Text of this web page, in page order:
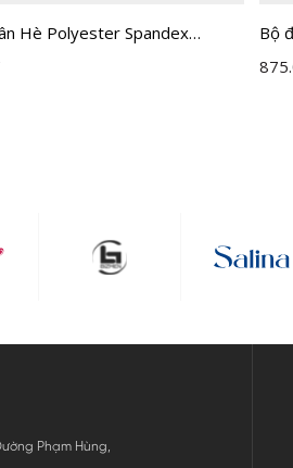
Hè Polyester Spandex
Active IST063MAH0
Bộ
Fit
Phạm Hùng,